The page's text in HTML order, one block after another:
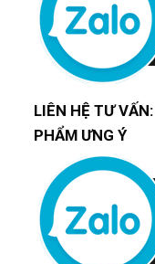
LIÊN HỆ TƯ VẤN:
PHẨM ƯNG Ý